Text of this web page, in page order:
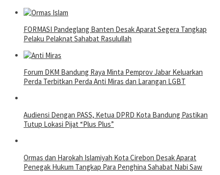
FORMASI Pandeglang Banten Desak Aparat Segera Tangkap
Pelaku Pelaknat Sahabat Rasulullah
Forum DKM Bandung Raya Minta Pemprov Jabar Keluarkan
Perda Terbitkan Perda Anti Miras dan Larangan LGBT
Audiensi Dengan PASS, Ketua DPRD Kota Bandung Pastikan
Tutup Lokasi Pijat “Plus Plus”
Ormas dan Harokah Islamiyah Kota Cirebon Desak Aparat
Penegak Hukum Tangkap Para Penghina Sahabat Nabi Saw